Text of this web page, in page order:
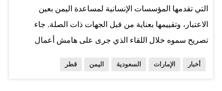
التي تقدمها المؤسسات الإنسانية لمساعدة اليمن بعين
الاعتبار، وتقييمها بعناية من قبل الجهات ذات الصلة. جاء
تصريح سموه خلال اللقاء الذي جرى على هامش أعمال
أخبار الإمارات السعودية اليمن قطر